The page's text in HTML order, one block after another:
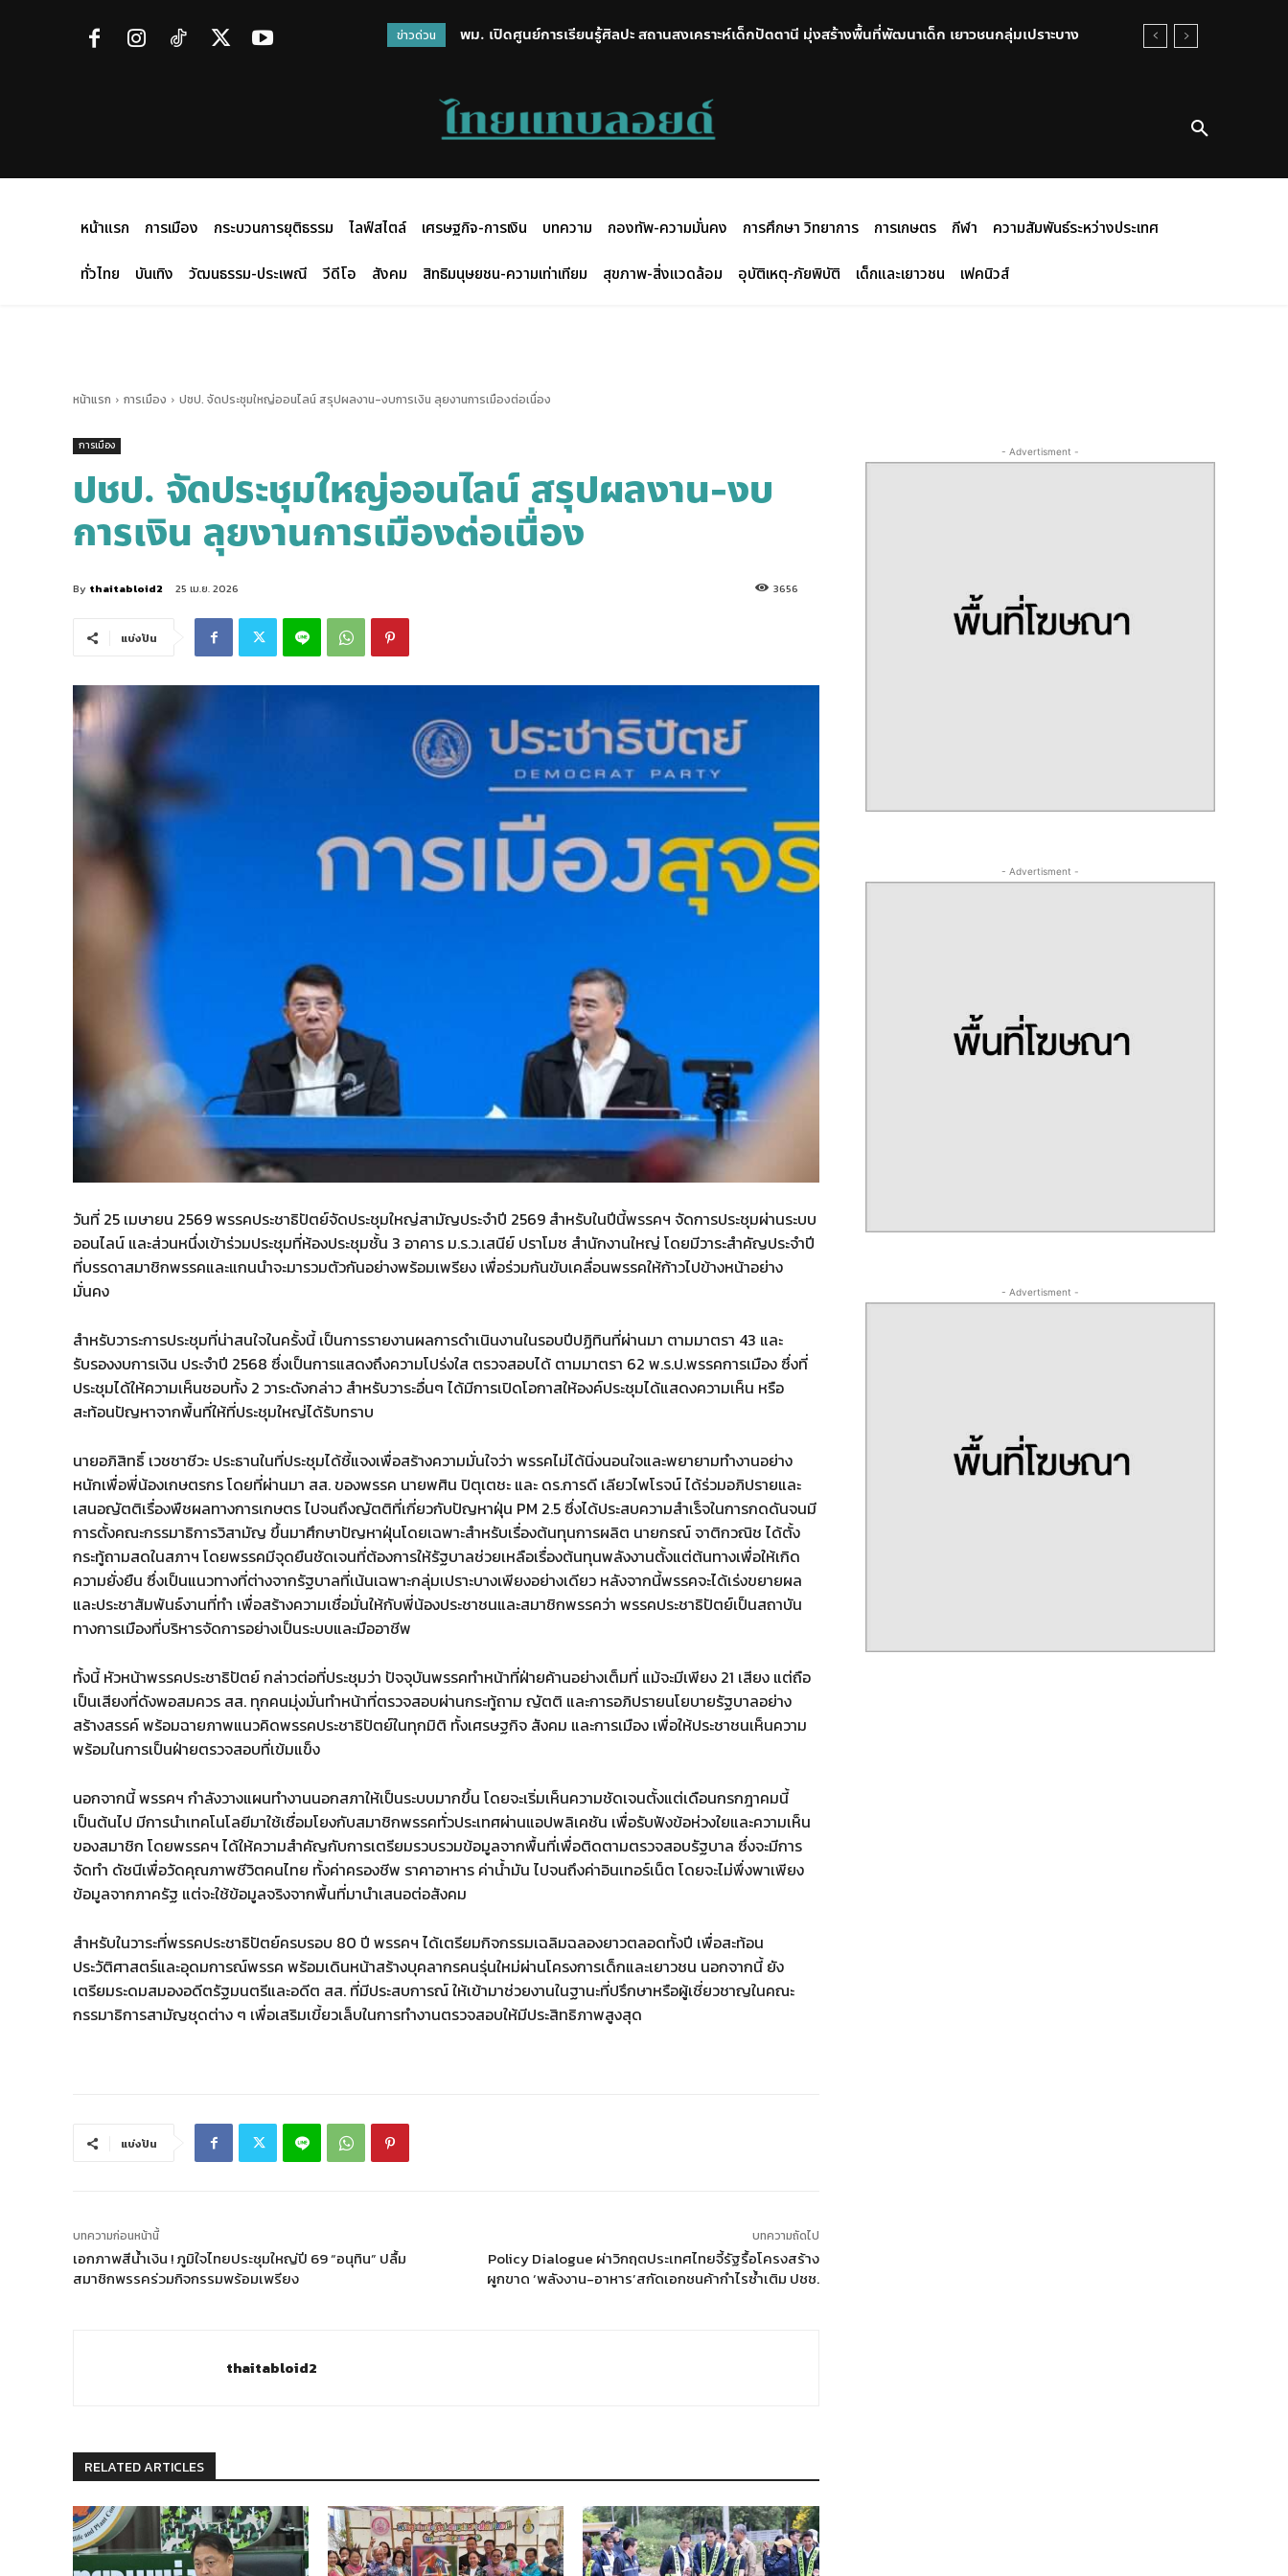
ข่าวด่วน
พม. เปิดศูนย์การเรียนรู้ศิลปะ สถานสงเคราะห์เด็กปัตตานี มุ่งสร้างพื้นที่พัฒนาเด็ก เยาวชนกลุ่มเปราะบาง
หน้าแรก การเมือง กระบวนการยุติธรรม ไลฟ์สไตล์ เศรษฐกิจ-การเงิน บทความ กองทัพ-ความมั่นคง การศึกษา วิทยาการ การเกษตร กีฬา
ความสัมพันธ์ระหว่างประเทศ
ทั่วไทย
บันเทิง วัฒนธรรม-ประเพณี วีดีโอ สังคม สิทธิมนุษยชน-ความเท่าเทียม สุขภาพ-สิ่งแวดล้อม อุบัติเหตุ-ภัยพิบัติ เด็กและเยาวชน เฟคนิวส์
หน้าแรก การเมือง ปชป. จัดประชุมใหญ่ออนไลน์ สรุปผลงาน-งบการเงิน ลุยงานการเมืองต่อเนื่อง
การเมือง
ปชป. จัดประชุมใหญ่ออนไลน์ สรุปผลงาน-งบ
การเงิน ลุยงานการเมืองต่อเนื่อง
By thaitabloid2 25 เม.ย. 2026 3656
แบ่งปัน
วันที่ 25 เมษายน 2569 พรรคประชาธิปัตย์จัดประชุมใหญ่สามัญประจำปี 2569 สำหรับในปีนี้พรรคฯ จัดการประชุมผ่านระบบ
ออนไลน์ และส่วนหนึ่งเข้าร่วมประชุมที่ห้องประชุมชั้น 3 อาคาร ม.ร.ว.เสนีย์ ปราโมช สำนักงานใหญ่ โดยมีวาระสำคัญประจำปี
ที่บรรดาสมาชิกพรรคและแกนนำจะมารวมตัวกันอย่างพร้อมเพรียง เพื่อร่วมกันขับเคลื่อนพรรคให้ก้าวไปข้างหน้าอย่าง
มั่นคง
สำหรับวาระการประชุมที่น่าสนใจในครั้งนี้ เป็นการรายงานผลการดำเนินงานในรอบปีปฏิทินที่ผ่านมา ตามมาตรา 43 และ
รับรองงบการเงิน ประจำปี 2568 ซึ่งเป็นการแสดงถึงความโปร่งใส ตรวจสอบได้ ตามมาตรา 62 พ.ร.ป.พรรคการเมือง ซึ่งที่
ประชุมได้ให้ความเห็นชอบทั้ง 2 วาระดังกล่าว สำหรับวาระอื่นๆ ได้มีการเปิดโอกาสให้องค์ประชุมได้แสดงความเห็น หรือ
สะท้อนปัญหาจากพื้นที่ให้ที่ประชุมใหญ่ได้รับทราบ
นายอภิสิทธิ์ เวชชาชีวะ ประธานในที่ประชุมได้ชี้แจงเพื่อสร้างความมั่นใจว่า พรรคไม่ได้นิ่งนอนใจและพยายามทำงานอย่าง
หนักเพื่อพี่น้องเกษตรกร โดยที่ผ่านมา สส. ของพรรค นายพศิน ปิตุเตชะ และ ดร.การดี เลียวไพโรจน์ ได้ร่วมอภิปรายและ
เสนอญัตติเรื่องพืชผลทางการเกษตร ไปจนถึงญัตติที่เกี่ยวกับปัญหาฝุ่น PM 2.5 ซึ่งได้ประสบความสำเร็จในการกดดันจนมี
การตั้งคณะกรรมาธิการวิสามัญ ขึ้นมาศึกษาปัญหาฝุ่นโดยเฉพาะสำหรับเรื่องต้นทุนการผลิต นายกรณ์ จาติกวณิช ได้ตั้ง
กระทู้ถามสดในสภาฯ โดยพรรคมีจุดยืนชัดเจนที่ต้องการให้รัฐบาลช่วยเหลือเรื่องต้นทุนพลังงานตั้งแต่ต้นทางเพื่อให้เกิด
ความยั่งยืน ซึ่งเป็นแนวทางที่ต่างจากรัฐบาลที่เน้นเฉพาะกลุ่มเปราะบางเพียงอย่างเดียว หลังจากนี้พรรคจะได้เร่งขยายผล
และประชาสัมพันธ์งานที่ทำ เพื่อสร้างความเชื่อมั่นให้กับพี่น้องประชาชนและสมาชิกพรรคว่า พรรคประชาธิปัตย์เป็นสถาบัน
ทางการเมืองที่บริหารจัดการอย่างเป็นระบบและมืออาชีพ
ทั้งนี้ หัวหน้าพรรคประชาธิปัตย์ กล่าวต่อที่ประชุมว่า ปัจจุบันพรรคทำหน้าที่ฝ่ายค้านอย่างเต็มที่ แม้จะมีเพียง 21 เสียง แต่ถือ
เป็นเสียงที่ดังพอสมควร สส. ทุกคนมุ่งมั่นทำหน้าที่ตรวจสอบผ่านกระทู้ถาม ญัตติ และการอภิปรายนโยบายรัฐบาลอย่าง
สร้างสรรค์ พร้อมฉายภาพแนวคิดพรรคประชาธิปัตย์ในทุกมิติ ทั้งเศรษฐกิจ สังคม และการเมือง เพื่อให้ประชาชนเห็นความ
พร้อมในการเป็นฝ่ายตรวจสอบที่เข้มแข็ง
นอกจากนี้ พรรคฯ กำลังวางแผนทำงานนอกสภาให้เป็นระบบมากขึ้น โดยจะเริ่มเห็นความชัดเจนตั้งแต่เดือนกรกฎาคมนี้
เป็นต้นไป มีการนำเทคโนโลยีมาใช้เชื่อมโยงกับสมาชิกพรรคทั่วประเทศผ่านแอปพลิเคชัน เพื่อรับฟังข้อห่วงใยและความเห็น
ของสมาชิก โดยพรรคฯ ได้ให้ความสำคัญกับการเตรียมรวบรวมข้อมูลจากพื้นที่เพื่อติดตามตรวจสอบรัฐบาล ซึ่งจะมีการ
จัดทำ ดัชนีเพื่อวัดคุณภาพชีวิตคนไทย ทั้งค่าครองชีพ ราคาอาหาร ค่าน้ำมัน ไปจนถึงค่าอินเทอร์เน็ต โดยจะไม่พึ่งพาเพียง
ข้อมูลจากภาครัฐ แต่จะใช้ข้อมูลจริงจากพื้นที่มานำเสนอต่อสังคม
สำหรับในวาระที่พรรคประชาธิปัตย์ครบรอบ 80 ปี พรรคฯ ได้เตรียมกิจกรรมเฉลิมฉลองยาวตลอดทั้งปี เพื่อสะท้อน
ประวัติศาสตร์และอุดมการณ์พรรค พร้อมเดินหน้าสร้างบุคลากรคนรุ่นใหม่ผ่านโครงการเด็กและเยาวชน นอกจากนี้ ยัง
เตรียมระดมสมองอดีตรัฐมนตรีและอดีต สส. ที่มีประสบการณ์ ให้เข้ามาช่วยงานในฐานะที่ปรึกษาหรือผู้เชี่ยวชาญในคณะ
กรรมาธิการสามัญชุดต่าง ๆ เพื่อเสริมเขี้ยวเล็บในการทำงานตรวจสอบให้มีประสิทธิภาพสูงสุด
แบ่งปัน
บทความก่อนหน้านี้
เอกภาพสีน้ำเงิน ! ภูมิใจไทยประชุมใหญ่ปี 69 “อนุทิน” ปลื้ม
สมาชิกพรรคร่วมกิจกรรมพร้อมเพรียง
บทความถัดไป
Policy Dialogue ผ่าวิกฤตประเทศไทยจี้รัฐรื้อโครงสร้าง
ผูกขาด ‘พลังงาน-อาหาร’สกัดเอกชนค้ากำไรซ้ำเติม ปชช.
thaitabloid2
RELATED ARTICLES
- Advertisment -
- Advertisment -
- Advertisment -